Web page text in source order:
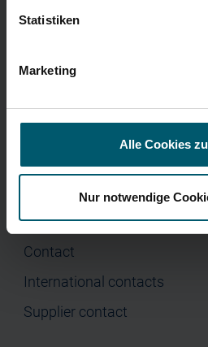
Statistiken
Marketing
Alle Cookies
Nur notwendige
Company
Press
Contact
Contact
International contacts
Supplier contact